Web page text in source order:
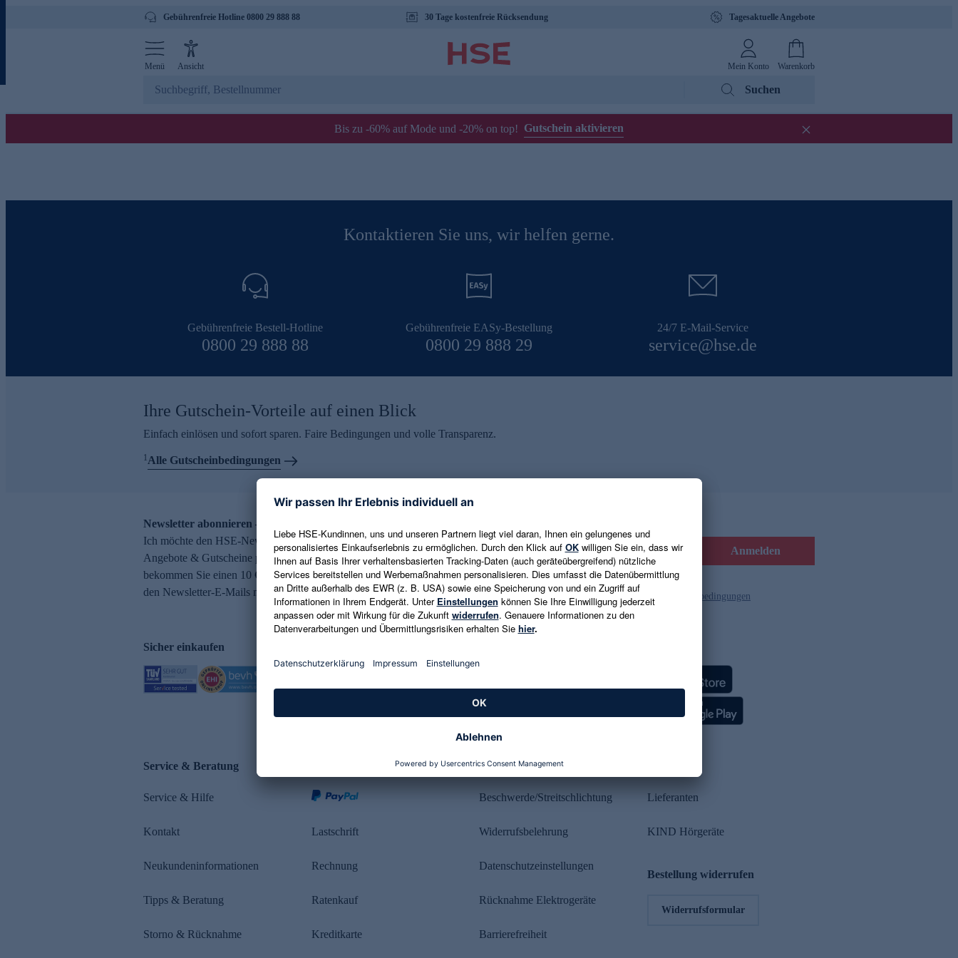
Gebührenfreie Hotline 0800 29 888 88 30 Tage kostenfreie Rücksendung Tagesaktuelle Angebote
Menü Ansicht Mein Konto Warenkorb
Suchen
Bis zu -60% auf Mode und -20% on top! Gutschein aktivieren
Kontaktieren Sie uns, wir helfen gerne.
Gebührenfreie Bestell-Hotline
0800 29 888 88
Gebührenfreie EASy-Bestellung
0800 29 888 29
24/7 E-Mail-Service
service@hse.de
Ihre Gutschein-Vorteile auf einen Blick
Einfach einlösen und sofort sparen. Faire Bedingungen und volle Transparenz.
1Alle Gutscheinbedingungen
Newsletter abonnieren – 10 € Gutschein erhalten
Ich möchte den HSE-Newsletter abonnieren und aktuelle Trends,
Angebote & Gutscheine per E-Mail erhalten. Als Dankeschön
bekommen Sie einen 10 € Gutschein. Eine Abmeldung ist jederzeit in
den Newsletter-E-Mails möglich.
E-Mail-Adresse eingeben Anmelden
Es gelten die Datenschutzrichtlinien und die Gutscheinbedingungen
Sicher einkaufen
Service & Beratung
Service & Hilfe
Kontakt
Neukundeninformationen
Tipps & Beratung
Storno & Rücknahme
Lastschrift
Rechnung
Ratenkauf
Kreditkarte
Rechtliches
Beschwerde/Streitschlichtung
Widerrufsbelehrung
Datenschutzeinstellungen
Rücknahme Elektrogeräte
Barrierefreiheit
Lieferanten
KIND Hörgeräte
Bestellung widerrufen
Widerrufsformular